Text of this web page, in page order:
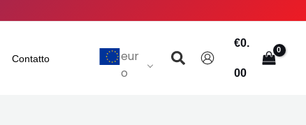
Contatto
eur
o
Ricerca
€0.
00